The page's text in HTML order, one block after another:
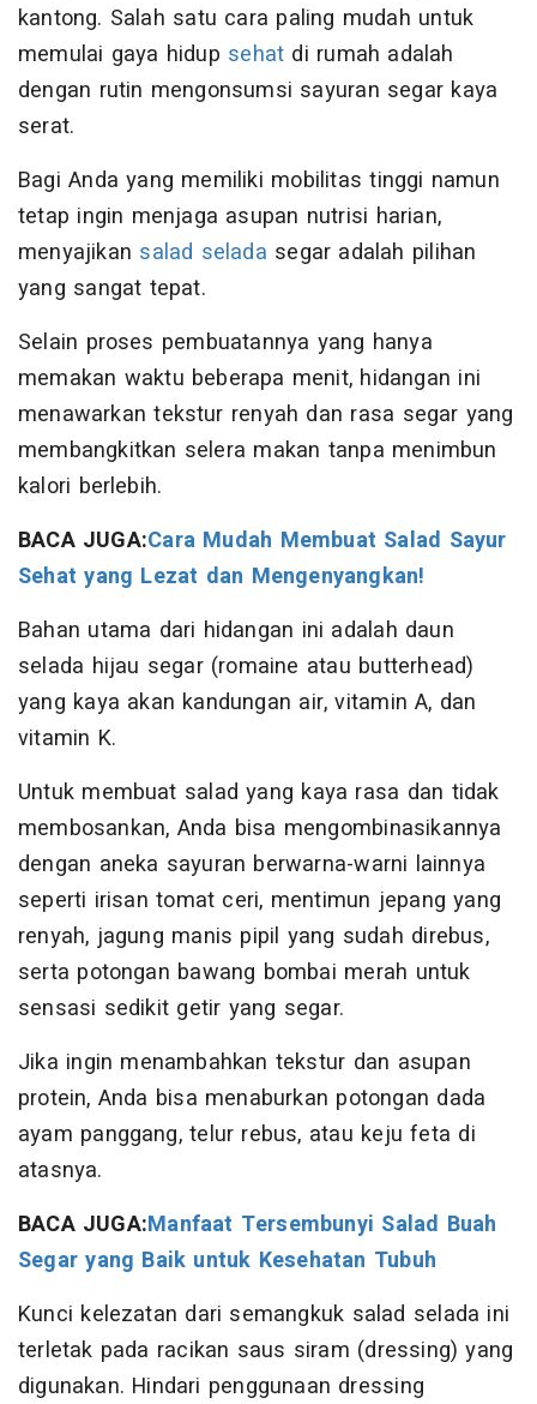
kantong. Salah satu cara paling mudah untuk
memulai gaya hidup sehat di rumah adalah
dengan rutin mengonsumsi sayuran segar kaya
serat.
Bagi Anda yang memiliki mobilitas tinggi namun
tetap ingin menjaga asupan nutrisi harian,
menyajikan salad selada segar adalah pilihan
yang sangat tepat.
Selain proses pembuatannya yang hanya
memakan waktu beberapa menit, hidangan ini
menawarkan tekstur renyah dan rasa segar yang
membangkitkan selera makan tanpa menimbun
kalori berlebih.
BACA JUGA:Cara Mudah Membuat Salad Sayur
Sehat yang Lezat dan Mengenyangkan!
Bahan utama dari hidangan ini adalah daun
selada hijau segar (romaine atau butterhead)
yang kaya akan kandungan air, vitamin A, dan
vitamin K.
Untuk membuat salad yang kaya rasa dan tidak
membosankan, Anda bisa mengombinasikannya
dengan aneka sayuran berwarna-warni lainnya
seperti irisan tomat ceri, mentimun jepang yang
renyah, jagung manis pipil yang sudah direbus,
serta potongan bawang bombai merah untuk
sensasi sedikit getir yang segar.
Jika ingin menambahkan tekstur dan asupan
protein, Anda bisa menaburkan potongan dada
ayam panggang, telur rebus, atau keju feta di
atasnya.
BACA JUGA:Manfaat Tersembunyi Salad Buah
Segar yang Baik untuk Kesehatan Tubuh
Kunci kelezatan dari semangkuk salad selada ini
terletak pada racikan saus siram (dressing) yang
digunakan. Hindari penggunaan dressing